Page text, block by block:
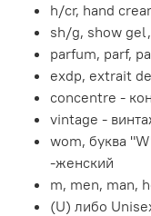
h/cr, hand
sh/g, show
parfum, parf,
exdp, extrait
concentre -
vintage -
wom, буква
-женский
m, men, man,
(U) либо